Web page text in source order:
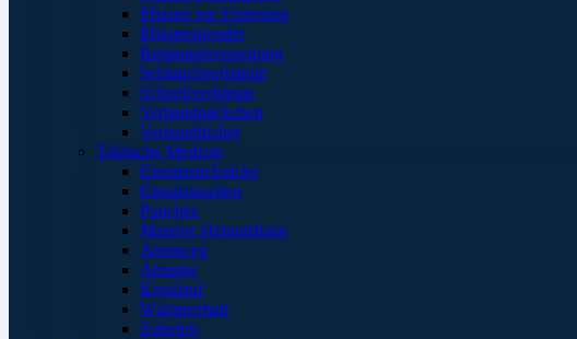
Pflaster zur Fixierung
Pflasterspender
Replantatversorgung
Schlauchverbände
Schnellverbände
Verbandpäckchen
Verbandtücher
Taktische Medizin
Einsatzrucksäcke
Einsatztaschen
Pouches
Massive Hemorrhage
Atemweg
Atmung
Kreislauf
Wärmeerhalt
Zubehör